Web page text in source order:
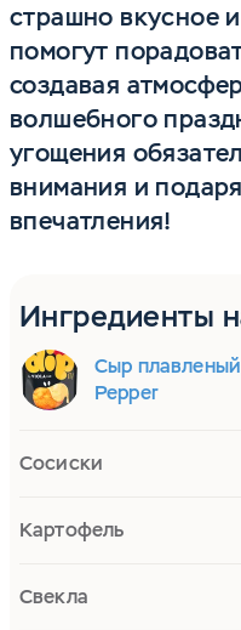
страшно вкусное
помогут
создавая
волшебного
угощения
внимания и
впечатления!
Ингредиенты
Сыр
Pepper
Сосиски
Картофель
Свекла